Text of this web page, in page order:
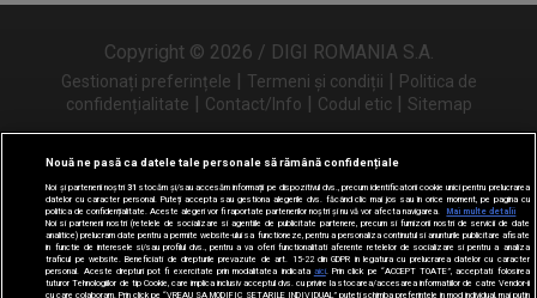
Copyright © 2026 / DIGI ROMANIA S.A.
Gestionați preferințele | Termeni și condiții | Politica de
confidențialitate | Contact/Info | Codul etic | Sitemap
Urmărește-ne și pe
Nouă ne pasă ca datele tale personale să rămână confidențiale
Noi și partenerii noștri31 stocăm și/sau accesăm informații pe dispozitivul dvs., precum identificatorii cookie unici pentru prelucrarea
datelor cu caracter personal. Puteți accepta sau gestiona alegerile dvs. făcând clic mai jos sau în orice moment, pe pagina cu
politica de confidențialitate. Aceste alegeri vor fi raportate partenerilor noștri și nu vă vor afecta navigarea.
Mai multe detalii
Noi si partenerii nostri (retelele de socializare si agentiile de publicitate partenere, precum si furnizorii nostri de servicii de date
analitice) prelucram date pentru a permite website-ului sa functioneze, pentru a personaliza continutul si anunturile publicitare afisate
in functie de interesele si/sau profilul dvs., pentru a va oferi functionalitati aferente retelelor de socializare si pentru a analiza
traficul pe website. Beneficiati de drepturile prevazute de art. 15-22 din GDPR in legatura cu prelucrarea datelor cu caracter
personal. Aceste drepturi pot fi exercitate prin modalitatea indicata aici. Prin click pe “ACCEPT TOATE”, acceptati folosirea
tuturor Tehnologiilor de tip Cookie, care implica inclusiv acceptul dvs. cu privire la stocarea/accesarea informatiilor de catre Vendor-ii
cu care colaboram. Prin click pe “VREAU SA MODIFIC SETARILE INDIVIDUAL” puteti schimba preferintele in mod individual, mai putin